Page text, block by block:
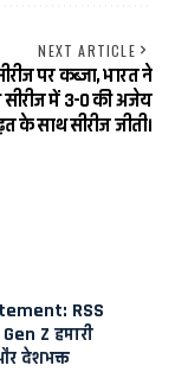
NEXT ARTICLE
पर कब्जा, भारत ने
सीरीज में 3-0 की अजेय
के साथ सीरीज जीती।
RSS
Z हमारी
देशभक्त